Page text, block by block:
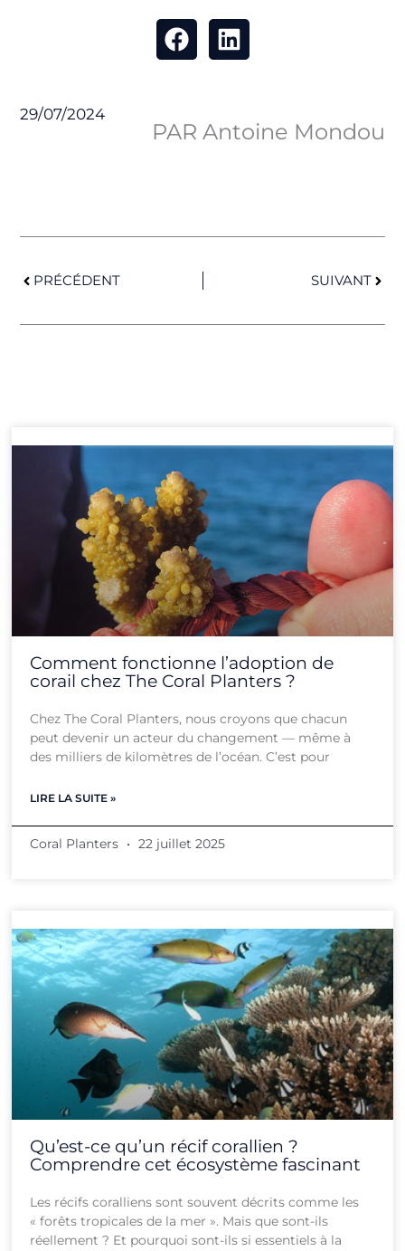
29/07/2024
PAR Antoine Mondou
PRÉCÉDENT SUIVANT
Comment fonctionne l’adoption de
corail chez The Coral Planters ?
Chez The Coral Planters, nous croyons que chacun
peut devenir un acteur du changement — même à
des milliers de kilomètres de l’océan. C’est pour
LIRE LA SUITE »
Coral Planters 22 juillet 2025
Qu’est-ce qu’un récif corallien ?
Comprendre cet écosystème fascinant
Les récifs coralliens sont souvent décrits comme les
« forêts tropicales de la mer ». Mais que sont-ils
réellement ? Et pourquoi sont-ils si essentiels à la